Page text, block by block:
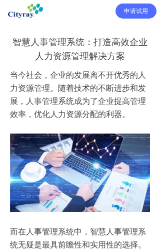
申请试用
智慧人事管理系统：打造高效企业
人力资源管理解决方案
当今社会，企业的发展离不开优秀的人
力资源管理。随着技术的不断进步和发
展，人事管理系统成为了企业提高管理
效率，优化人力资源分配的利器。
而在人事管理系统中，智慧人事管理系
统无疑是最具前瞻性和实用性的选择。